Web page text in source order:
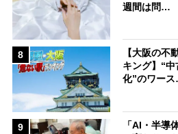
週間は問…
8
【大阪の不
キング】“
化”のワー
9
「AI・半導